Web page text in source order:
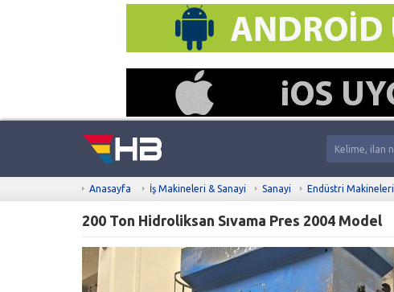
Anasayfa İş Makineleri & Sanayi Sanayi Endüstri Makineleri
200 Ton Hidroliksan Sıvama Pres 2004 Model